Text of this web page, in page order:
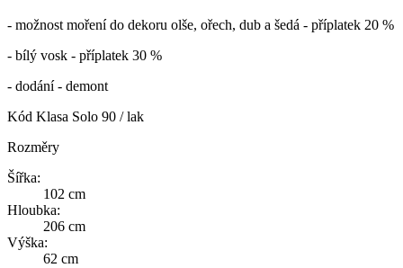
- možnost moření do dekoru olše, ořech, dub a šedá - příplatek 20 %
- bílý vosk - příplatek 30 %
- dodání - demont
Kód Klasa Solo 90 / lak
Rozměry
Šířka:
102 cm
Hloubka:
206 cm
Výška:
62 cm